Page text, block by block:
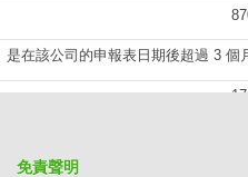
是在該公司的申報表日期後超過 3 個
免責聲明